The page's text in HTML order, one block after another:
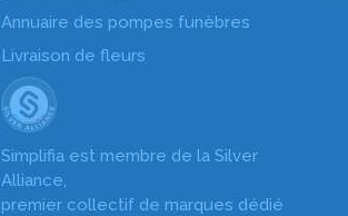
Annuaire des pompes funèbres
Livraison de fleurs
Simplifia est membre de la Silver
Alliance,
premier collectif de marques dédié